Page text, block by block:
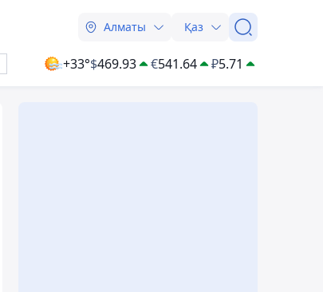
Алматы Қаз
+33°$469.93 €541.64 ₽5.71